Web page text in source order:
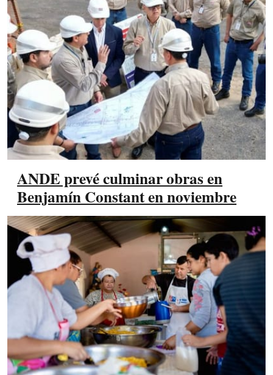
ANDE prevé culminar obras en
Benjamín Constant en noviembre